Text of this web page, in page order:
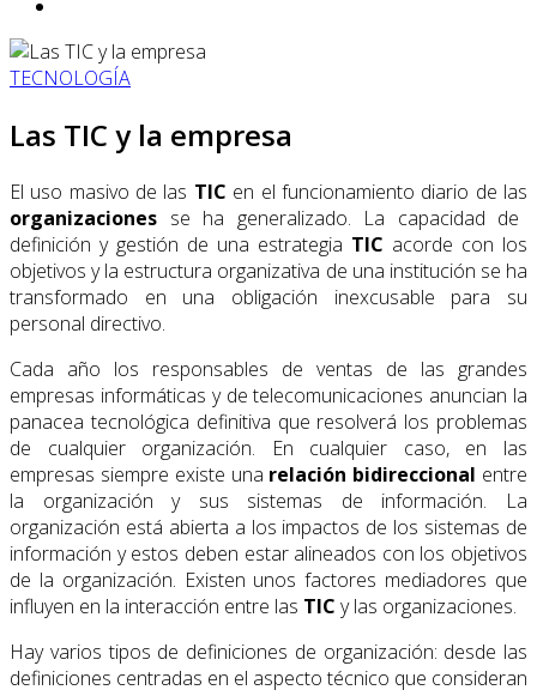
TECNOLOGÍA
Las TIC y la empresa
El uso masivo de las TIC en el funcionamiento diario de las
organizaciones se ha generali­zado. La capacidad de
definición y gestión de una estrategia TIC acorde con los
objetivos y la estructura organizativa de una institución se ha
transformado en una obligación inex­cusable para su
personal directivo.
Cada año los responsables de ventas de las grandes
empresas informáticas y de telecomunicaciones anuncian la
panacea tecnológica definitiva que resolverá los proble­mas
de cualquier organización. En cualquier caso, en las
empresas siempre existe una re­lación bidireccional entre
la organización y sus sistemas de información. La
organización está abierta a los impactos de los sistemas de
información y estos deben estar alineados con los objetivos
de la organización. Existen unos factores mediadores que
influyen en la interacción entre las TIC y las organizaciones.
Hay varios tipos de definiciones de organización: desde las
definiciones centradas en el aspecto técnico que consideran